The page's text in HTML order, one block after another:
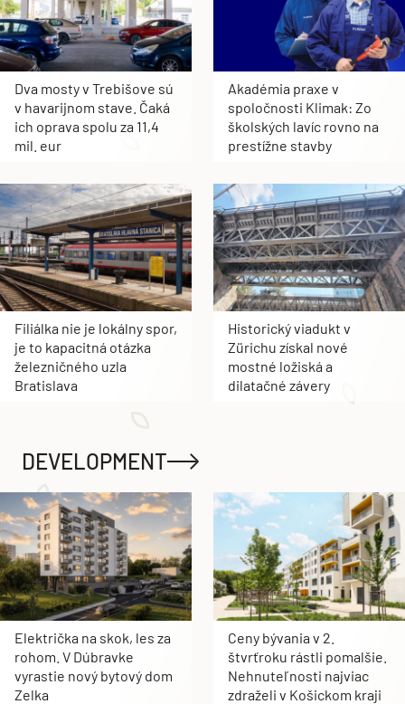
Dva mosty v Trebišove sú
v havarijnom stave. Čaká
ich oprava spolu za 11,4
mil. eur
Akadémia praxe v
spoločnosti Klimak: Zo
školských lavíc rovno na
prestížne stavby
Filiálka nie je lokálny spor,
je to kapacitná otázka
železničného uzla
Bratislava
Historický viadukt v
Zürichu získal nové
mostné ložiská a
dilatačné závery
DEVELOPMENT
Električka na skok, les za
rohom. V Dúbravke
vyrastie nový bytový dom
Zelka
Ceny bývania v 2.
štvrťroku rástli pomalšie.
Nehnuteľnosti najviac
zdraželi v Košickom kraji